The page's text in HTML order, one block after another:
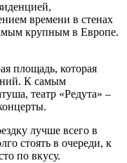
времени в стенах
крупным в Европе.
площадь, которая
К самым
театр «Редута» –
лучше всего в
стоять в очереди, к
по вкусу.